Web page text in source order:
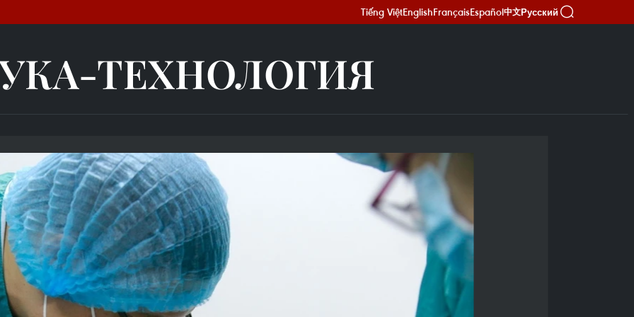
Tiếng ViệtEnglishFrançaisEspañol中文Русский
ТЕХНОЛОГИЯ